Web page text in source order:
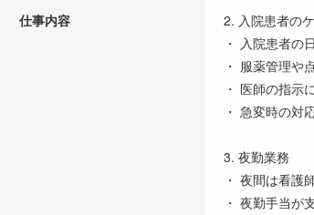
仕事内容
2. 入院患者の
・ 入院患者の
・ 服薬管理や
・ 医師の指示
・ 急変時の対
3. 夜勤業務
・ 夜間は看護
・ 夜勤手当が